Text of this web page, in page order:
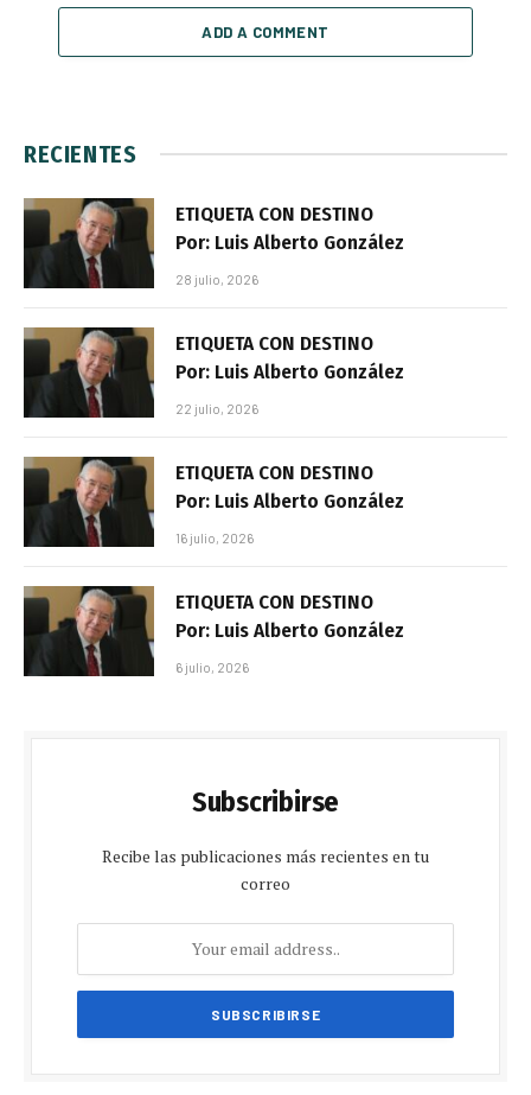
ADD A COMMENT
RECIENTES
ETIQUETA CON DESTINO
Por: Luis Alberto González
28 julio, 2026
ETIQUETA CON DESTINO
Por: Luis Alberto González
22 julio, 2026
ETIQUETA CON DESTINO
Por: Luis Alberto González
16 julio, 2026
ETIQUETA CON DESTINO
Por: Luis Alberto González
6 julio, 2026
Subscribirse
Recibe las publicaciones más recientes en tu
correo